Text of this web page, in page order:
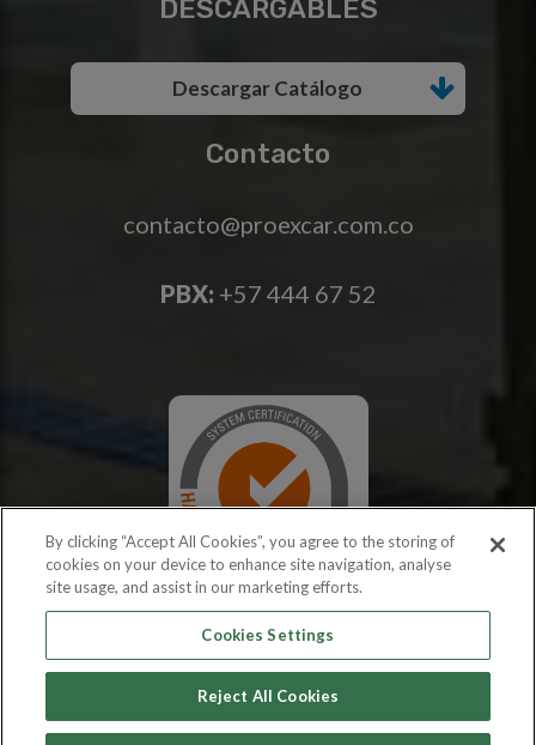
DESCARGABLES
Descargar Catálogo
Contacto
contacto@proexcar.com.co
PBX: +57 444 67 52
Copyright © 2026 PROEXCAR
By clicking “Accept All Cookies”, you agree to the storing of
cookies on your device to enhance site navigation, analyse
site usage, and assist in our marketing efforts.
Cookies Settings
Reject All Cookies